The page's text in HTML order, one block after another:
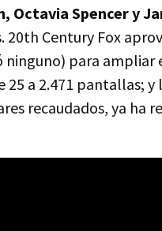
Octavia Spencer y
20th Century Fox
para ampliar
25 a 2.471 pantallas;
recaudados, ya ha